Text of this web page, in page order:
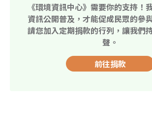
《環境資訊中心》需要你的支持！
資訊公開普及，才能促成民眾的參
請您加入定期捐款的行列，讓我們
聲。
前往捐款